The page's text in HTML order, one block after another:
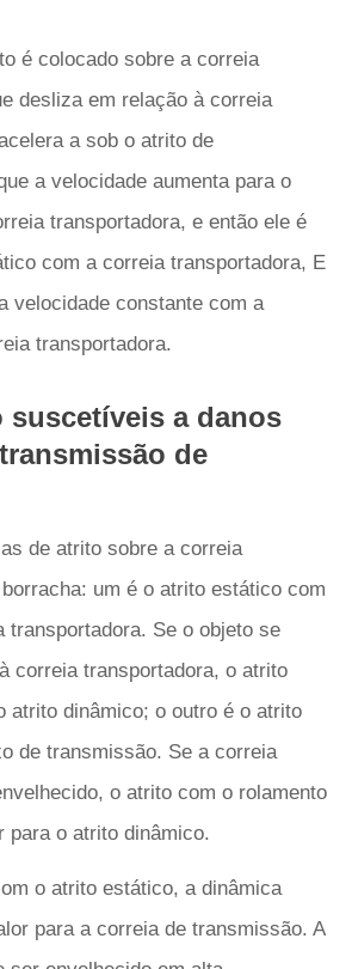
é colocado sobre a correia
desliza em relação à correia
a sob o atrito de
a velocidade aumenta para o
transportadora, e então ele é
com a correia transportadora, E
velocidade constante com a
transportadora.
suscetíveis a danos
de
de atrito sobre a correia
um é o atrito estático com
transportadora. Se o objeto se
correia transportadora, o atrito
atrito dinâmico; o outro é o atrito
de transmissão. Se a correia
o atrito com o rolamento
para o atrito dinâmico.
o atrito estático, a dinâmica
para a correia de transmissão. A